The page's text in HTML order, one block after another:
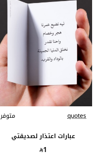
quotes
متوفر
عبارات اعتذار لصديقتي
1